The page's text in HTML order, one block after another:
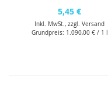
5,45 €
Inkl. MwSt., zzgl.Versand
Grundpreis: 1.090,00 €/ 1 l